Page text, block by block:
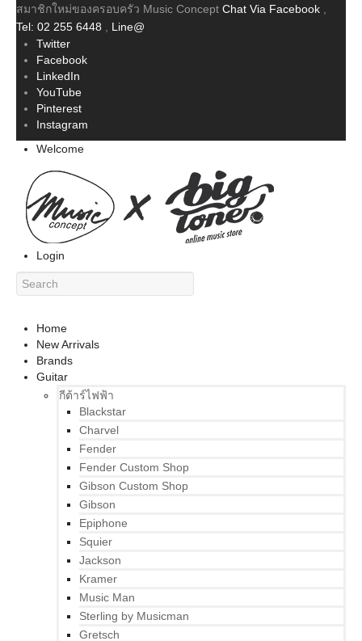
สมาชิกใหม่ของครอบครัว Music Concept Chat Via Facebook
Tel: 02 255 6448
Line@
Twitter
Facebook
LinkedIn
YouTube
Pinterest
Instagram
Welcome
Login
Home
New Arrivals
Brands
Guitar
กีต้าร์ไฟฟ้า
Blackstar
Charvel
Fender
Fender Custom Shop
Gibson Custom Shop
Gibson
Epiphone
Squier
Jackson
Kramer
Music Man
Sterling by Musicman
Gretsch